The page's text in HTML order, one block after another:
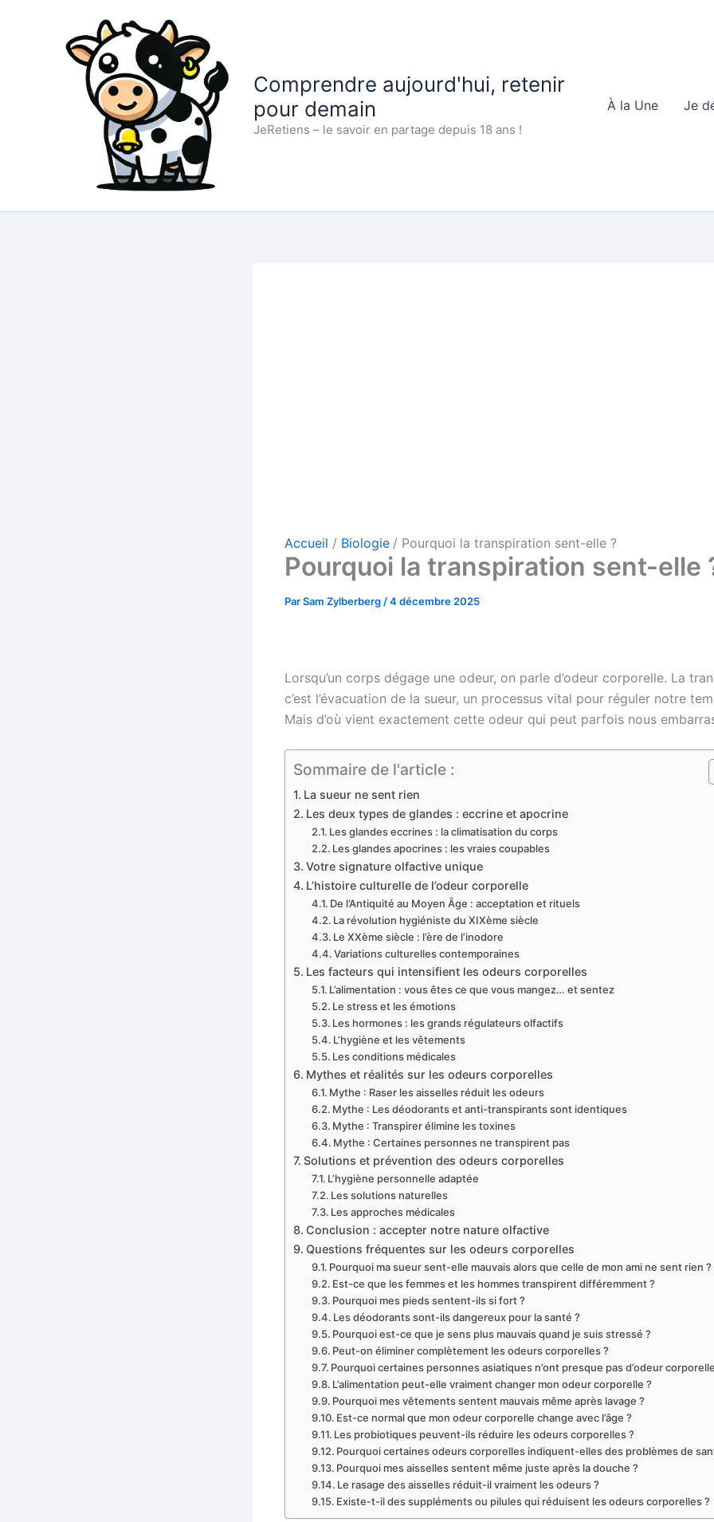
Comprendre aujourd'hui, retenir
pour demain
JeRetiens – le savoir en partage depuis 18 ans !
À la Une Je
Accueil Biologie Pourquoi la transpiration sent-elle ?
Pourquoi la transpiration sent-elle
ParSam Zylberberg /4 décembre 2025
Lorsqu’un corps dégage une odeur, on parle d’odeur corporelle. La
c’est l’évacuation de la sueur, un processus vital pour réguler notre
Mais d’où vient exactement cette odeur qui peut parfois nous
Sommaire de l'article :
La sueur ne sent rien
Les deux types de glandes : eccrine et apocrine
Les glandes eccrines : la climatisation du corps
Les glandes apocrines : les vraies coupables
Votre signature olfactive unique
L’histoire culturelle de l’odeur corporelle
De l’Antiquité au Moyen Âge : acceptation et rituels
La révolution hygiéniste du XIXème siècle
Le XXème siècle : l’ère de l’inodore
Variations culturelles contemporaines
Les facteurs qui intensifient les odeurs corporelles
L’alimentation : vous êtes ce que vous mangez… et sentez
Le stress et les émotions
Les hormones : les grands régulateurs olfactifs
L’hygiène et les vêtements
Les conditions médicales
Mythes et réalités sur les odeurs corporelles
Mythe : Raser les aisselles réduit les odeurs
Mythe : Les déodorants et anti-transpirants sont identiques
Mythe : Transpirer élimine les toxines
Mythe : Certaines personnes ne transpirent pas
Solutions et prévention des odeurs corporelles
L’hygiène personnelle adaptée
Les solutions naturelles
Les approches médicales
Conclusion : accepter notre nature olfactive
Questions fréquentes sur les odeurs corporelles
Pourquoi ma sueur sent-elle mauvais alors que celle de mon ami ne sent rien ?
Est-ce que les femmes et les hommes transpirent différemment ?
Pourquoi mes pieds sentent-ils si fort ?
Les déodorants sont-ils dangereux pour la santé ?
Pourquoi est-ce que je sens plus mauvais quand je suis stressé ?
Peut-on éliminer complètement les odeurs corporelles ?
Pourquoi certaines personnes asiatiques n’ont presque pas d’odeur
L’alimentation peut-elle vraiment changer mon odeur corporelle ?
Pourquoi mes vêtements sentent mauvais même après lavage ?
Est-ce normal que mon odeur corporelle change avec l’âge ?
Les probiotiques peuvent-ils réduire les odeurs corporelles ?
Pourquoi certaines odeurs corporelles indiquent-elles des problèmes de
Pourquoi mes aisselles sentent même juste après la douche ?
Le rasage des aisselles réduit-il vraiment les odeurs ?
Existe-t-il des suppléments ou pilules qui réduisent les odeurs corporelles ?